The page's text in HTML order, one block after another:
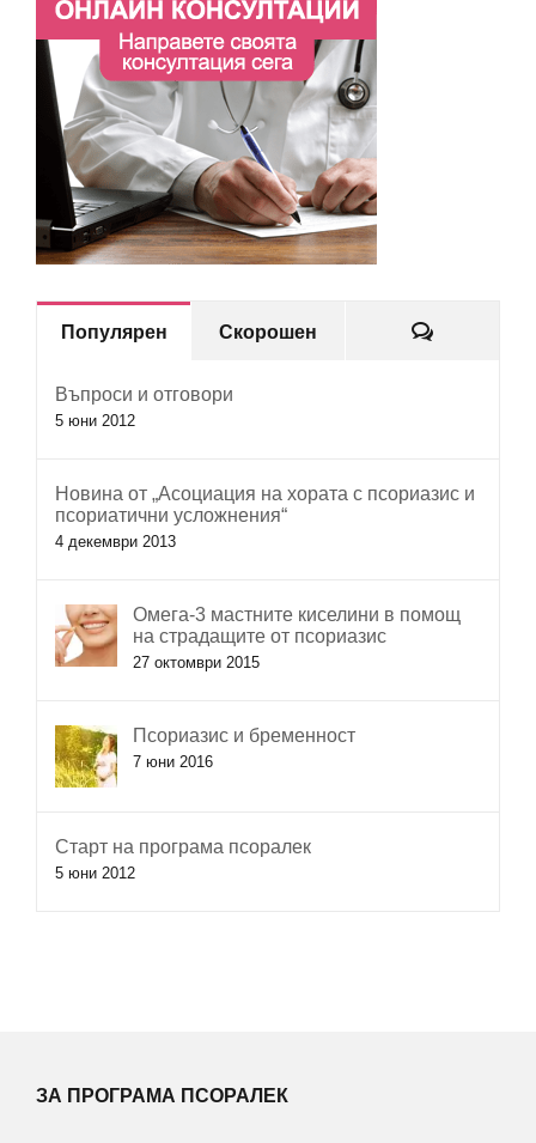
Популярен Скорошен Коментари
Въпроси и отговори
5 юни 2012
Новина от „Асоциация на хората с псориазис и
псориатични усложнения“
4 декември 2013
Омега-3 мастните киселини в помощ
на страдащите от псориазис
27 октомври 2015
Псориазис и бременност
7 юни 2016
Старт на програма псоралек
5 юни 2012
ЗА ПРОГРАМА ПСОРАЛЕК